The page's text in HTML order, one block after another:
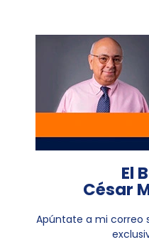
El
César
Apúntate a mi correo